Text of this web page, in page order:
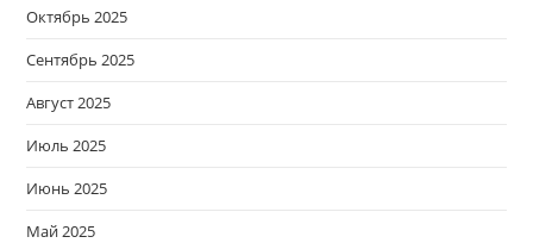
Октябрь 2025
Сентябрь 2025
Август 2025
Июль 2025
Июнь 2025
Май 2025